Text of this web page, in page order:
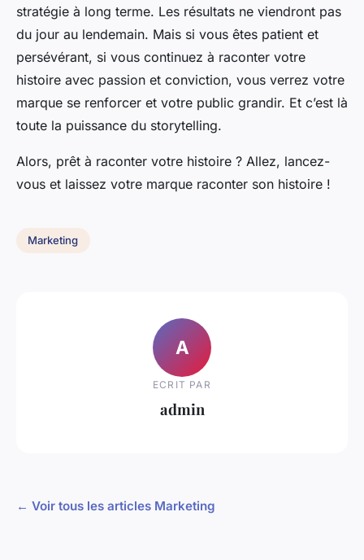
stratégie à long terme. Les résultats ne viendront pas
du jour au lendemain. Mais si vous êtes patient et
persévérant, si vous continuez à raconter votre
histoire avec passion et conviction, vous verrez votre
marque se renforcer et votre public grandir. Et c’est là
toute la puissance du storytelling.
Alors, prêt à raconter votre histoire ? Allez, lancez-
vous et laissez votre marque raconter son histoire !
Marketing
A
ECRIT PAR
admin
← Voir tous les articles Marketing